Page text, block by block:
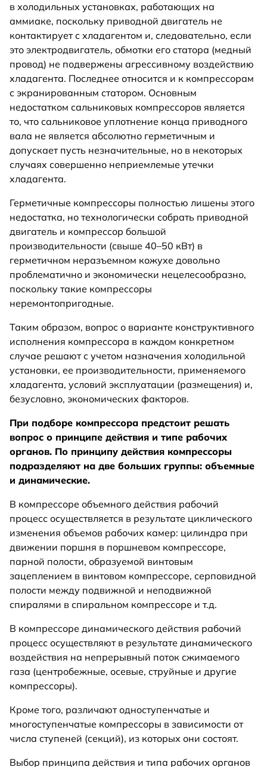
в холодильных установках, работающих на
аммиаке, поскольку приводной двигатель не
контактирует с хладагентом и, следовательно, если
это электродвигатель, обмотки его статора (медный
провод) не подвержены агрессивному воздействию
хладагента. Последнее относится и к компрессорам
с экранированным статором. Основным
недостатком сальниковых компрессоров является
то, что сальниковое уплотнение конца приводного
вала не является абсолютно герметичным и
допускает пусть незначительные, но в некоторых
случаях совершенно неприемлемые утечки
хладагента.
Герметичные компрессоры полностью лишены этого
недостатка, но технологически собрать приводной
двигатель и компрессор большой
производительности (свыше 40–50 кВт) в
герметичном неразъемном кожухе довольно
проблематично и экономически нецелесообразно,
поскольку такие компрессоры
неремонтопригодные.
Таким образом, вопрос о варианте конструктивного
исполнения компрессора в каждом конкретном
случае решают с учетом назначения холодильной
установки, ее производительности, применяемого
хладагента, условий эксплуатации (размещения) и,
безусловно, экономических факторов.
При подборе компрессора предстоит решать
вопрос о принципе действия и типе рабочих
органов. По принципу действия компрессоры
подразделяют на две больших группы: объемные
и динамические.
В компрессоре объемного действия рабочий
процесс осуществляется в результате циклического
изменения объемов рабочих камер: цилиндра при
движении поршня в поршневом компрессоре,
парной полости, образуемой винтовым
зацеплением в винтовом компрессоре, серповидной
полости между подвижной и неподвижной
спиралями в спиральном компрессоре и т.д.
В компрессоре динамического действия рабочий
процесс осуществляют в результате динамического
воздействия на непрерывный поток сжимаемого
газа (центробежные, осевые, струйные и другие
компрессоры).
Кроме того, различают одноступенчатые и
многоступенчатые компрессоры в зависимости от
числа ступеней (секций), из которых они состоят.
Выбор принципа действия и типа рабочих органов